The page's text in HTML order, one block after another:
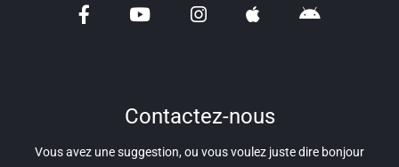
Département des Alpes Maritimes
Contactez-nous
Vous avez une suggestion, ou vous voulez juste dire bonjour